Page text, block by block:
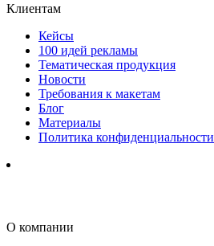
Клиентам
Кейсы
100 идей рекламы
Тематическая продукция
Новости
Требования к макетам
Блог
Материалы
Политика конфиденциальности
О компании